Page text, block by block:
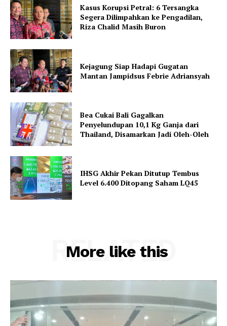
Kasus Korupsi Petral: 6 Tersangka
Segera Dilimpahkan ke Pengadilan,
Riza Chalid Masih Buron
Kejagung Siap Hadapi Gugatan
Mantan Jampidsus Febrie Adriansyah
Bea Cukai Bali Gagalkan
Penyelundupan 10,1 Kg Ganja dari
Thailand, Disamarkan Jadi Oleh-Oleh
IHSG Akhir Pekan Ditutup Tembus
Level 6.400 Ditopang Saham LQ45
More like this
RELATED